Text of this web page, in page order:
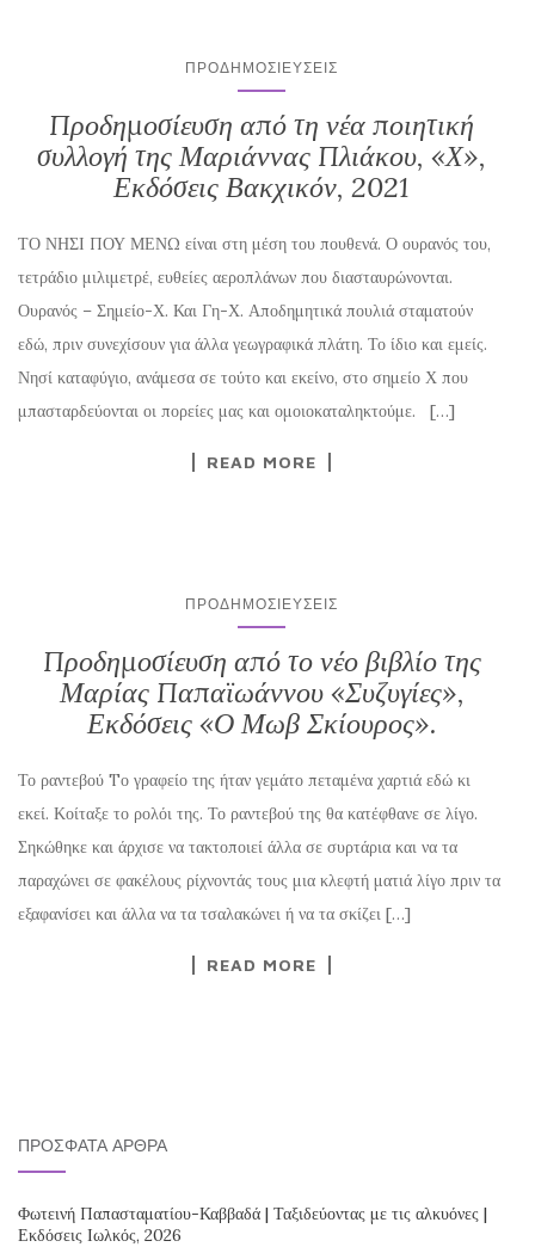
ΠΡΟΔΗΜΟΣΙΕΎΣΕΙΣ
Προδημοσίευση από τη νέα ποιητική
συλλογή της Μαριάννας Πλιάκου, «Χ»,
Εκδόσεις Βακχικόν, 2021
ΤΟ ΝΗΣΙ ΠΟΥ ΜΕΝΩ είναι στη μέση του πουθενά. Ο ουρανός του,
τετράδιο μιλιμετρέ, ευθείες αεροπλάνων που διασταυρώνονται.
Ουρανός – Σημείο-Χ. Και Γη-Χ. Αποδημητικά πουλιά σταματούν
εδώ, πριν συνεχίσουν για άλλα γεωγραφικά πλάτη. Το ίδιο και εμείς.
Νησί καταφύγιο, ανάμεσα σε τούτο και εκείνο, στο σημείο Χ που
μπασταρδεύονται οι πορείες μας και ομοιοκαταληκτούμε. […]
READ MORE
ΠΡΟΔΗΜΟΣΙΕΎΣΕΙΣ
Προδημοσίευση από το νέο βιβλίο της
Μαρίας Παπαϊωάννου «Συζυγίες»,
Εκδόσεις «Ο Μωβ Σκίουρος».
Το ραντεβού Tο γραφείο της ήταν γεμάτο πεταμένα χαρτιά εδώ κι
εκεί. Κοίταξε το ρολόι της. Το ραντεβού της θα κατέφθανε σε λίγο.
Σηκώθηκε και άρχισε να τακτοποιεί άλλα σε συρτάρια και να τα
παραχώνει σε φακέλους ρίχνοντάς τους μια κλεφτή ματιά λίγο πριν τα
εξαφανίσει και άλλα να τα τσαλακώνει ή να τα σκίζει […]
READ MORE
ΠΡΌΣΦΑΤΑ ΆΡΘΡΑ
Φωτεινή Παπασταματίου-Καββαδά | Ταξιδεύοντας με τις αλκυόνες |
Εκδόσεις Ιωλκός, 2026